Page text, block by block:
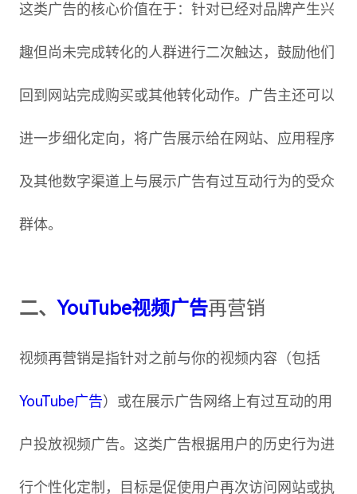
这类广告的核心价值在于：针对已经对品牌产生兴
趣但尚未完成转化的人群进行二次触达，鼓励他们
回到网站完成购买或其他转化动作。广告主还可以
进一步细化定向，将广告展示给在网站、应用程序
及其他数字渠道上与展示广告有过互动行为的受众
群体。
二、YouTube视频广告再营销
视频再营销是指针对之前与你的视频内容（包括
YouTube广告）或在展示广告网络上有过互动的用
户投放视频广告。这类广告根据用户的历史行为进
行个性化定制，目标是促使用户再次访问网站或执